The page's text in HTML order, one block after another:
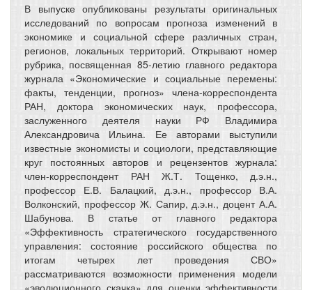
В выпуске опубликованы результаты оригинальных
исследований по вопросам прогноза изменений в
экономике и социальной сфере различных стран,
регионов, локальных территорий. Открывают номер
рубрика, посвященная 85-летию главного редактора
журнала «Экономические и социальные перемены:
факты, тенденции, прогноз» члена-корреспондента
РАН, доктора экономических наук, профессора,
заслуженного деятеля науки РФ Владимира
Александровича Ильина. Ее авторами выступили
известные экономисты и социологи, представляющие
круг постоянных авторов и рецензентов журнала:
член-корреспондент РАН Ж.Т. Тощенко, д.э.н.,
профессор Е.В. Балацкий, д.э.н., профессор В.А.
Волконский, профессор Ж. Сапир, д.э.н., доцент А.А.
Шабунова. В статье от главного редактора
«Эффективность стратегического государственного
управления: состояние российского общества по
итогам четырех лет проведения СВО»
рассматриваются возможности применения модели
«эволюционного скачка» для оценки эффективности